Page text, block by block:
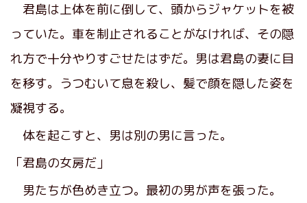
君島は上体を前に倒して、頭からジャケットを被
っていた。車を制止されることがなければ、その隠
れ方で十分やりすごせたはずだ。男は君島の妻に目
を移す。うつむいて息を殺し、髪で顔を隠した姿を
凝視する。
体を起こすと、男は別の男に言った。
「君島の女房だ」
男たちが色めき立つ。最初の男が声を張った。